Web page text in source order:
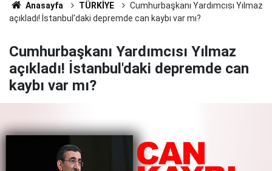
Anasayfa TÜRKİYE
Cumhurbaşkanı Yardımcısı Yılmaz
açıkladı! İstanbul'daki depremde can kaybı var mı?
Cumhurbaşkanı Yardımcısı Yılmaz
açıkladı! İstanbul'daki depremde can
kaybı var mı?